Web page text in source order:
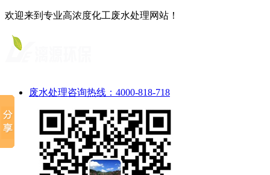
欢迎来到专业高浓度化工废水处理网站！
废水处理咨询热线：4000-818-718